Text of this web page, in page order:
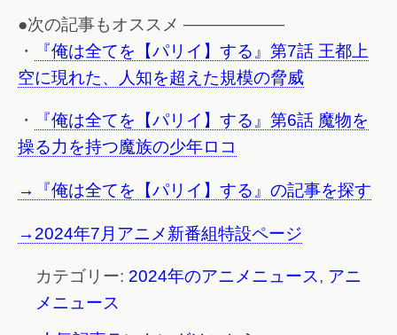
●次の記事もオススメ ——————
・
『俺は全てを【パリイ】する』第7話 王都上
空に現れた、人知を超えた規模の脅威
・
『俺は全てを【パリイ】する』第6話 魔物を
操る力を持つ魔族の少年ロコ
→『俺は全てを【パリイ】する』の記事を探す
→2024年7月アニメ新番組特設ページ
カテゴリー: 2024年のアニメニュース, アニ
メニュース